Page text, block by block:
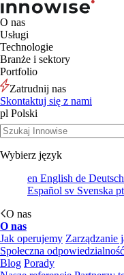
O nas
Usługi
Technologie
Branże i sektory
Portfolio
Zatrudnij nas
Skontaktuj się z nami
pl Polski
Wybierz język
en English de Deutsch
Español sv Svenska pt
O nas
O nas
Jak operujemy Zarządzanie
Społeczna
Blog Porady